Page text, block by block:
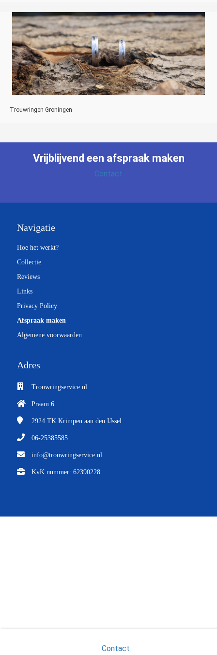
Trouwringen Groningen
Vrijblijvend een afspraak maken
Contact
Contact
Navigatie
Hoe het werkt?
Collectie
Reviews
Links
Privacy Policy
Afspraak maken
Algemene voorwaarden
Adres
Trouwringservice.nl
Praam 6
2924 TK Krimpen aan den IJssel
06-25385585
info@trouwringservice.nl
KvK nummer: 62390228